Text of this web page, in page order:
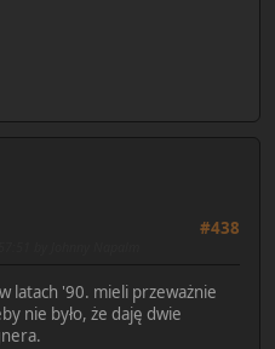
#438
latach '90. mieli przeważnie
nie było, że daję dwie